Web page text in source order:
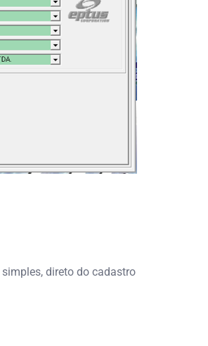
direto do cadastro